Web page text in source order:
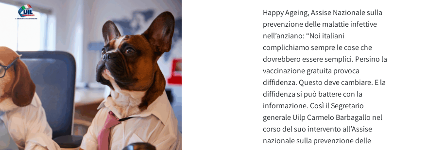
Happy Ageing, Assise Nazionale sulla
prevenzione delle malattie infettive
nell’anziano: “Noi italiani
complichiamo sempre le cose che
dovrebbero essere semplici. Persino la
vaccinazione gratuita provoca
diffidenza. Questo deve cambiare. E la
diffidenza si può battere con la
informazione. Così il Segretario
generale Uilp Carmelo Barbagallo nel
corso del suo intervento all’Assise
nazionale sulla prevenzione delle